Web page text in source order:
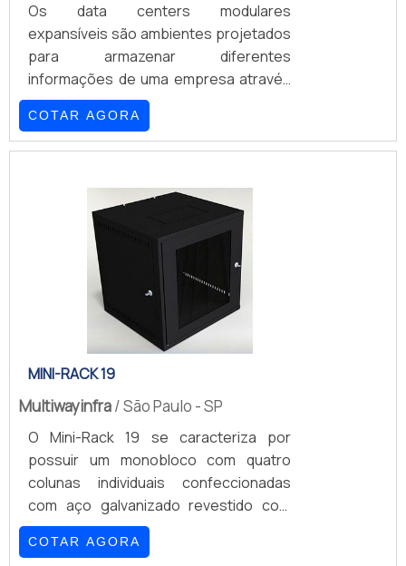
Os data centers modulares
expansíveis são ambientes projetados
para armazenar diferentes
informações de uma empresa através
de equipamentos, bancos de dados e
servidores. Usando outras palavras, o
data center é o sistema nervoso
ele qual for. ENCONTRADO EM
DIVERSOS ESTABELECIMENTOSEle é o
responsável pelo processamento das
informações e pela segurança das
mesmas. Esse tipo de equipamento
pode ser encontrado em diferentes
estabelecimentos, tais como:
Hospitais; .
COTAR AGORA
MINI-RACK 19
Multiwayinfra/ São Paulo - SP
O Mini-Rack 19 se caracteriza por
possuir um monobloco com quatro
colunas individuais confeccionadas
com aço galvanizado revestido com
pintura eletrostática poliéster, mas se
enganam os profissionais que
COTAR AGORA